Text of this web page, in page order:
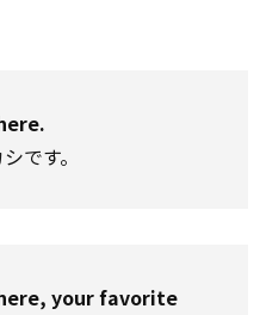
です。
your favorite